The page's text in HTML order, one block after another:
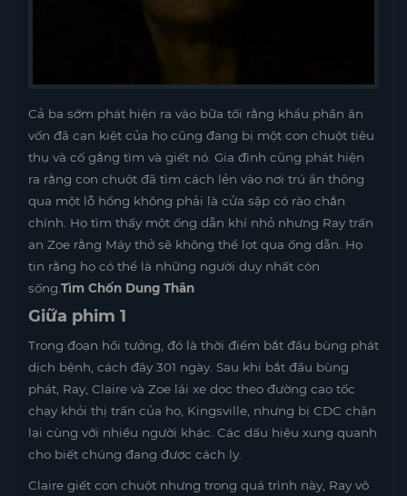
Cả ba sớm phát hiện ra vào bữa tối rằng khẩu phần ăn
vốn đã cạn kiệt của họ cũng đang bị một con chuột tiêu
thụ và cố gắng tìm và giết nó. Gia đình cũng phát hiện
ra rằng con chuột đã tìm cách lẻn vào nơi trú ẩn thông
qua một lỗ hổng không phải là cửa sập có rào chắn
chính. Họ tìm thấy một ống dẫn khí nhỏ nhưng Ray trấn
an Zoe rằng Máy thở sẽ không thể lọt qua ống dẫn. Họ
tin rằng họ có thể là những người duy nhất còn
sống. Tìm Chốn Dung Thân
Giữa phim 1
Trong đoạn hồi tưởng, đó là thời điểm bắt đầu bùng phát
dịch bệnh, cách đây 301 ngày. Sau khi bắt đầu bùng
phát, Ray, Claire và Zoe lái xe dọc theo đường cao tốc
chạy khỏi thị trấn của họ, Kingsville, nhưng bị CDC chặn
lại cùng với nhiều người khác. Các dấu hiệu xung quanh
cho biết chúng đang được cách ly.
Claire giết con chuột nhưng trong quá trình này, Ray vô